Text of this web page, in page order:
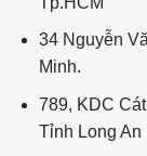
34 Nguyễn
Minh.
789, KDC
Tỉnh Long An